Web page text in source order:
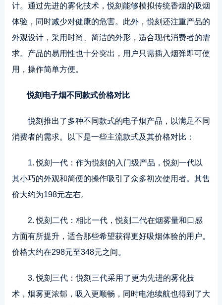
计。通过先进的雾化技术，悦刻能够模拟传统香烟的吸烟
体验，同时减少对健康的危害。此外，悦刻还注重产品的
外观设计，采用时尚、简洁的外形，适合现代消费者的需
求。产品的易用性也十分突出，用户只需插入烟弹即可使
用，操作简单方便。
悦刻电子烟不同款式价格对比
悦刻推出了多种不同款式的电子烟产品，以满足不同
消费者的需求。以下是一些主流款式及其价格对比：
1. 悦刻一代：作为悦刻的入门级产品，悦刻一代以
其小巧的外观和简便的操作吸引了众多初次使用者。其售
价大约为198元左右。
2. 悦刻二代：相比一代，悦刻二代在烟雾量和口感
方面有所提升，适合那些希望获得更好吸烟体验的用户。
价格大约在298元至348元之间。
3. 悦刻三代：悦刻三代采用了更为先进的雾化技
术，烟雾更浓郁，吸入更顺畅，同时电池续航也得到了大